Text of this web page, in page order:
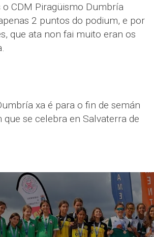
CDM Piragüismo Dumbría
2 puntos do podium, e por
que ata non fai muito eran os
xa é para o fin de semán
que se celebra en Salvaterra de